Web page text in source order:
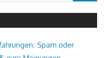
Spam oder